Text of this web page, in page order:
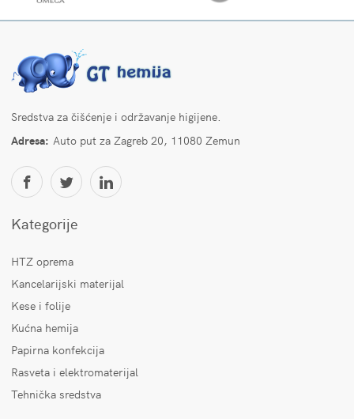
Sredstva za čišćenje i održavanje higijene.
Adresa: Auto put za Zagreb 20, 11080 Zemun
Kategorije
HTZ oprema
Kancelarijski materijal
Kese i folije
Kućna hemija
Papirna konfekcija
Rasveta i elektromaterijal
Tehnička sredstva